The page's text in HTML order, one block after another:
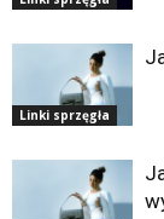
Linki sprzęgła